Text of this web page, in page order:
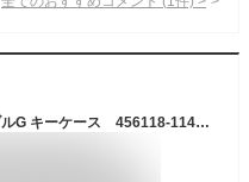
【箱・布袋付】GUCCI グッチ ダブルG キーケース 456118-1147 ブラック ゴールド金具 メンズ レディース ユニセックス プレゼント包装可 ギフト【中古】松前R56号店